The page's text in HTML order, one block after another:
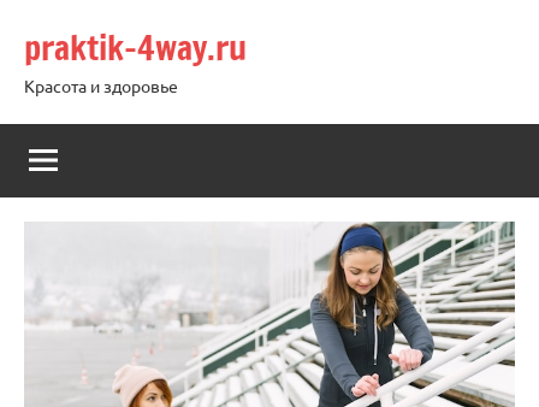
содержимому
praktik-4way.ru
Красота и здоровье